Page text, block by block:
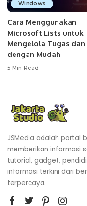
Windows
Cara Menggunakan
Microsoft Lists untuk
Mengelola Tugas dan
dengan Mudah
5 Min Read
JSMedia adalah portal
memberikan informasi
tutorial, gadget,
informasi terkini dari
terpercaya.